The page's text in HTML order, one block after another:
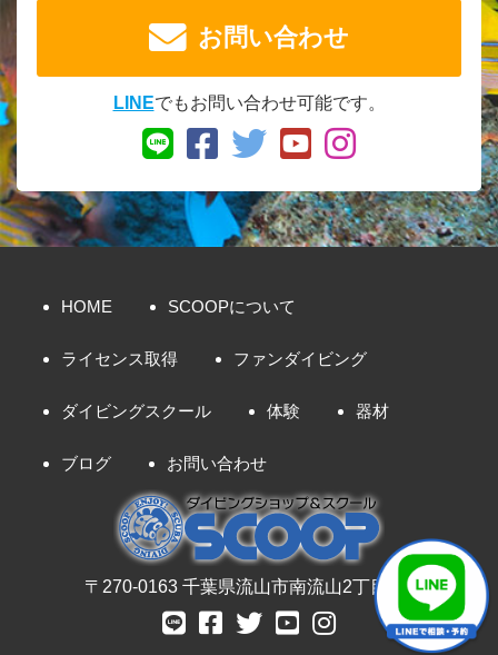
お問い合わせ
LINEでもお問い合わせ可能です。
HOME SCOOPについて
ライセンス取得 ファンダイビング
ダイビングスクール 体験 器材
ブログ お問い合わせ
〒270-0163 千葉県流山市南流山2丁目8-7